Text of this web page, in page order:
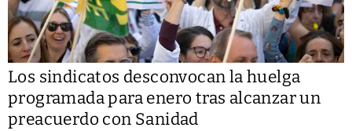
Los sindicatos desconvocan la huelga
programada para enero tras alcanzar un
preacuerdo con Sanidad